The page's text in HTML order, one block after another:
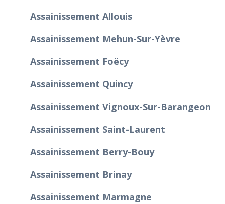
Assainissement Allouis
Assainissement Mehun-Sur-Yèvre
Assainissement Foëcy
Assainissement Quincy
Assainissement Vignoux-Sur-Barangeon
Assainissement Saint-Laurent
Assainissement Berry-Bouy
Assainissement Brinay
Assainissement Marmagne